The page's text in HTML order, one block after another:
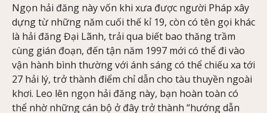
Ngọn hải đăng này vốn khi xưa được người Pháp xây
dựng từ những năm cuối thế kỉ 19, còn có tên gọi khác
là hải đăng Đại Lãnh, trải qua biết bao thăng trầm
cùng gián đoạn, đến tận năm 1997 mới có thể đi vào
vận hành bình thường với ánh sáng có thể chiếu xa tới
27 hải lý, trở thành điểm chỉ dẫn cho tàu thuyền ngoài
khơi. Leo lên ngọn hải đăng này, bạn hoàn toàn có
thể nhờ những cán bộ ở đây trở thành “hướng dẫn